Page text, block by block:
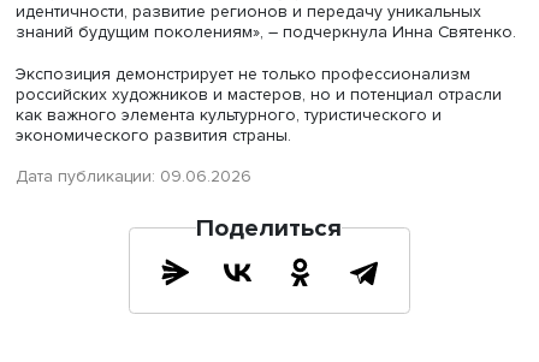
«Народные художественные промыслы являются
воплощением культурного кода нашей страны,
традиций, ценностей и мастерства многих поколений.
Особенно символично, что в Год единства народов
эта экспозиция объединила на одной площадке
из разных регионов, демонстрируя богатство и
многообразие отечественной культуры. Поддержка
промыслов – это вклад не только в сохранение
идентичности, развитие регионов и передачу
знаний будущим поколениям», – подчеркнула Инна
Экспозиция демонстрирует не только